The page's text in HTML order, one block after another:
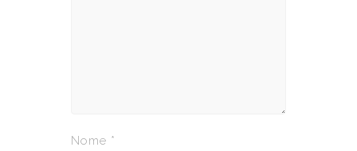
Nome *